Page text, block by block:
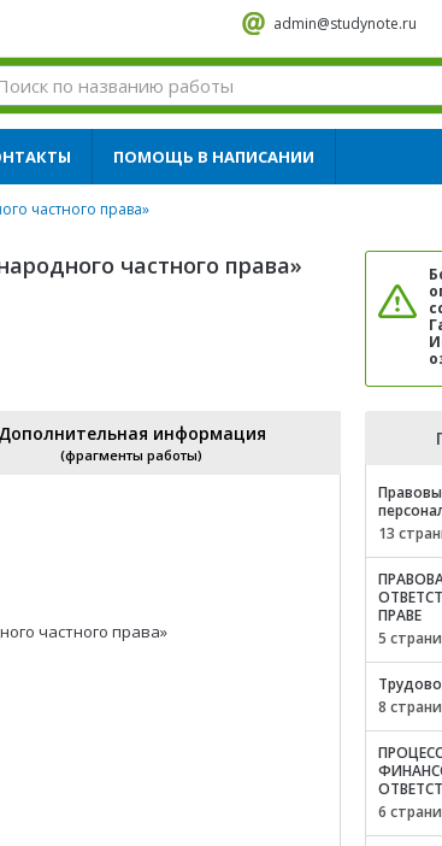
admin@studynote.ru
ПОМОЩЬ В НАПИСАНИИ
частного права»
частного права»
Дополнительная информация
(фрагменты работы)
частного права»
13
ПРАВЕ
5
8
6